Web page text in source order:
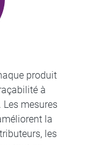
produit
à
mesures
la
les